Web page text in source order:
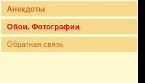
Анекдоты
Обои. Фотографии
Обратная связь